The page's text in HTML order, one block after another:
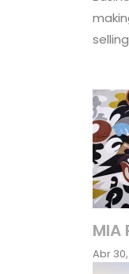
MIA
Abr 30,